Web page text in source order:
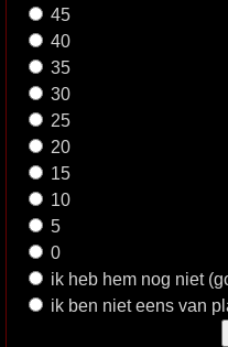
45
40
35
30
25
20
15
10
5
0
ik heb hem nog niet
ik ben niet eens van